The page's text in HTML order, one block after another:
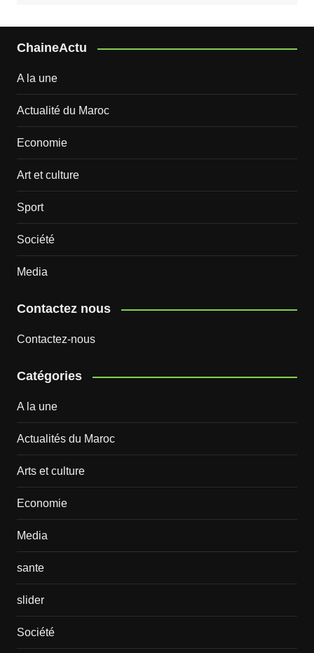
ChaineActu
A la une
Actualité du Maroc
Economie
Art et culture
Sport
Société
Media
Contactez nous
Contactez-nous
Catégories
A la une
Actualités du Maroc
Arts et culture
Economie
Media
sante
slider
Société